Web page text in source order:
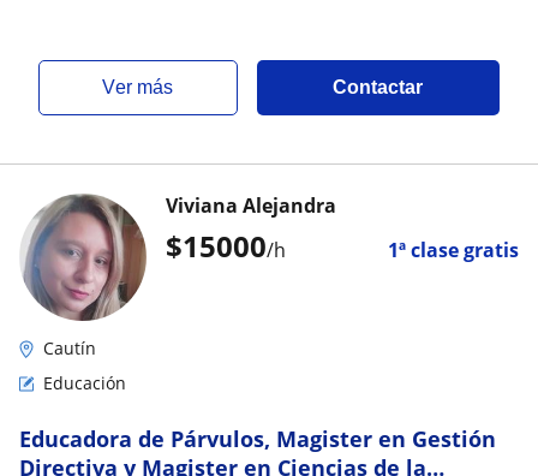
ver más Contactar
$15000/h 1ª clase gratis
Viviana Alejandra
Cautín
Educación
Educadora de Párvulos, Magister en Gestión
Directiva y Magister en Ciencias de la